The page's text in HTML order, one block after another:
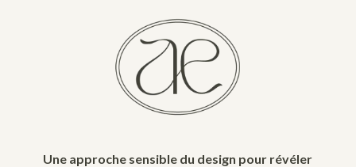
Une approche sensible du design pour révéler